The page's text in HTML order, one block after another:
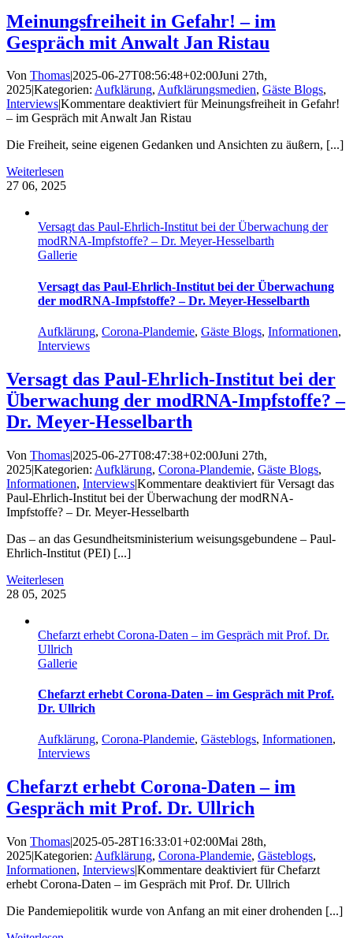
Meinungsfreiheit in Gefahr! – im
Gespräch mit Anwalt Jan Ristau
Von Thomas2025-06-27T08:56:48+02:00Juni 27th,
2025Kategorien: Aufklärung, Aufklärungsmedien, Gäste Blogs,
InterviewsKommentare deaktiviertfür Meinungsfreiheit in Gefahr!
– im Gespräch mit Anwalt Jan Ristau
Die Freiheit, seine eigenen Gedanken und Ansichten zu äußern, [...]
Weiterlesen
27 06, 2025
Versagt das Paul-Ehrlich-Institut bei der Überwachung der
modRNA-Impfstoffe? – Dr. Meyer-Hesselbarth
Gallerie
Versagt das Paul-Ehrlich-Institut bei der Überwachung
der modRNA-Impfstoffe? – Dr. Meyer-Hesselbarth
Aufklärung, Corona-Plandemie, Gäste Blogs, Informationen,
Interviews
Versagt das Paul-Ehrlich-Institut bei der
Überwachung der modRNA-Impfstoffe? –
Dr. Meyer-Hesselbarth
Von Thomas|2025-06-27T08:47:38+02:00Juni 27th,
2025|Kategorien: Aufklärung, Corona-Plandemie, Gäste Blogs,
Informationen, Interviews|Kommentare deaktiviert für Versagt das
Paul-Ehrlich-Institut bei der Überwachung der modRNA-
Impfstoffe? – Dr. Meyer-Hesselbarth
Das – an das Gesundheitsministerium weisungsgebundene – Paul-
Ehrlich-Institut (PEI) [...]
Weiterlesen
28 05, 2025
Chefarzt erhebt Corona-Daten – im Gespräch mit Prof. Dr.
Ullrich
Gallerie
Chefarzt erhebt Corona-Daten – im Gespräch mit Prof.
Dr. Ullrich
Aufklärung, Corona-Plandemie, Gästeblogs, Informationen,
Interviews
Chefarzt erhebt Corona-Daten – im
Gespräch mit Prof. Dr. Ullrich
Von Thomas|2025-05-28T16:33:01+02:00Mai 28th,
2025|Kategorien: Aufklärung, Corona-Plandemie, Gästeblogs,
Informationen, Interviews|Kommentare deaktiviert für Chefarzt
erhebt Corona-Daten – im Gespräch mit Prof. Dr. Ullrich
Die Pandemiepolitik wurde von Anfang an mit einer drohenden [...]